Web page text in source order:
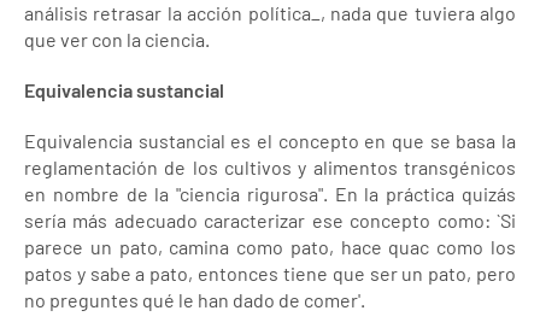
análisis retrasar la acción política_, nada que tuviera algo
que ver con la ciencia.
Equivalencia sustancial
Equivalencia sustancial es el concepto en que se basa la
reglamentación de los cultivos y alimentos transgénicos
en nombre de la "ciencia rigurosa". En la práctica quizás
sería más adecuado caracterizar ese concepto como: `Si
parece un pato, camina como pato, hace quac como los
patos y sabe a pato, entonces tiene que ser un pato, pero
no preguntes qué le han dado de comer'.